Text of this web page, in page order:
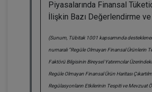
Piyasalarında Finansal
İlişkin Bazı Değerlendirme
(Sunum, Tübitak 1001 kapsamında
numaralı “Regüle Olmayan Finansal Ürünlerin
Faktörü Bilgisinin Bireysel Yatırımcılar
Regüle Olmayan Finansal Ürün Haritası
Regülasyonların Etkilerinin Tespiti ve Mevzuat